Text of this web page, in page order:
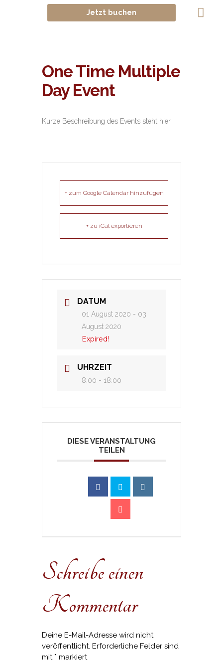
Jetzt buchen
One Time Multiple
Day Event
Kurze Beschreibung des Events steht hier
+ zum Google Calendar hinzufügen
+ zu iCal exportieren
DATUM
01 August 2020 - 03
August 2020
Expired!
UHRZEIT
8:00 - 18:00
DIESE VERANSTALTUNG
TEILEN
Schreibe einen
Kommentar
Deine E-Mail-Adresse wird nicht
veröffentlicht. Erforderliche Felder sind
mit * markiert